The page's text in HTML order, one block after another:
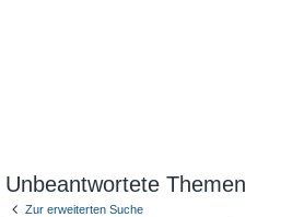
Unbeantwortete Themen
Zur erweiterten Suche